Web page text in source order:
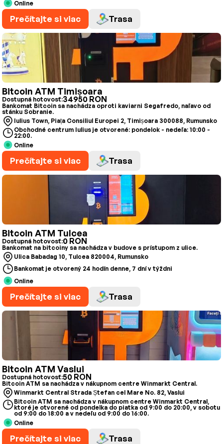
Online
Prečítajte si viac Trasa
Bitcoin ATM Timișoara
Dostupná hotovosť:34950 RON
Bankomat Bitcoin sa nachádza oproti kaviarni Segafredo, naľavo od
stánku Sobranie.
Iulius Town, Piața Consiliul Europei 2, Timișoara 300088, Rumunsko
Obchodné centrum Iulius je otvorené: pondelok - nedeľa: 10:00 -
22:00.
Online
Prečítajte si viac Trasa
Bitcoin ATM Tulcea
Dostupná hotovosť:0 RON
Bankomat na bitcoiny sa nachádza v budove s prístupom z ulice.
Ulica Babadag 10, Tulcea 820004, Rumunsko
Bankomat je otvorený 24 hodín denne, 7 dní v týždni
Online
Prečítajte si viac Trasa
Bitcoin ATM Vaslui
Dostupná hotovosť:50 RON
Bitcoin ATM sa nachádza v nákupnom centre Winmarkt Central.
Winmarkt Central Strada Ștefan cel Mare No. 82, Vaslui
Bitcoin ATM sa nachádza v nákupnom centre Winmarkt Central,
ktoré je otvorené od pondelka do piatka od 9:00 do 20:00, v sobotu
od 9:00 do 18:00 a v nedeľu od 9:00 do 16:00.
Online
Prečítajte si viac Trasa